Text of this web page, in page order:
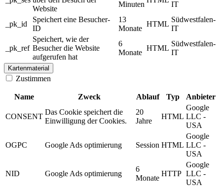
Website
Minuten IT
_pk_id
Speichert eine Besucher-
ID
13
Monate
HTML
Südwestfalen-
IT
_pk_ref
Speichert, wie der
Besucher die Website
aufgerufen hat
6
Monate
HTML
Südwestfalen-
IT
Kartenmaterial
Zustimmen
Name Zweck Ablauf Typ Anbieter
CONSENT
Das Cookie speichert die
Einwilligung der Cookies.
20
Jahre
HTML
Google
LLC -
USA
OGPC Google Ads optimierung Session HTML
Google
LLC -
USA
NID Google Ads optimierung
6
Monate
HTTP
Google
LLC -
USA